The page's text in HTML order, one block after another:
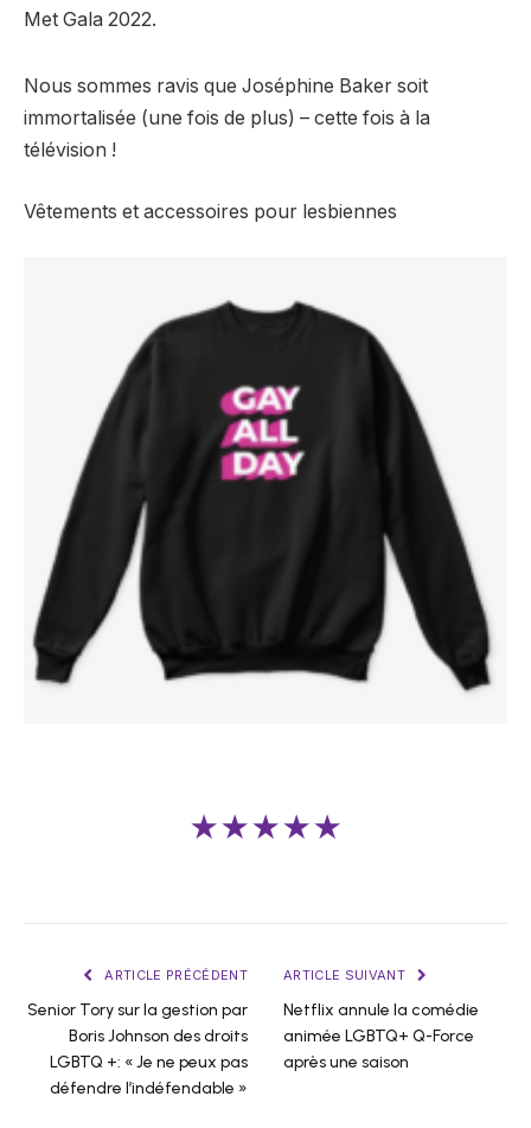
Met Gala 2022.
Nous sommes ravis que Joséphine Baker soit
immortalisée (une fois de plus) – cette fois à la
télévision !
Vêtements et accessoires pour lesbiennes
★★★★★
ARTICLE PRÉCÉDENT
Senior Tory sur la gestion par
Boris Johnson des droits
LGBTQ +: « Je ne peux pas
défendre l’indéfendable »
ARTICLE SUIVANT
Netflix annule la comédie
animée LGBTQ+ Q-Force
après une saison